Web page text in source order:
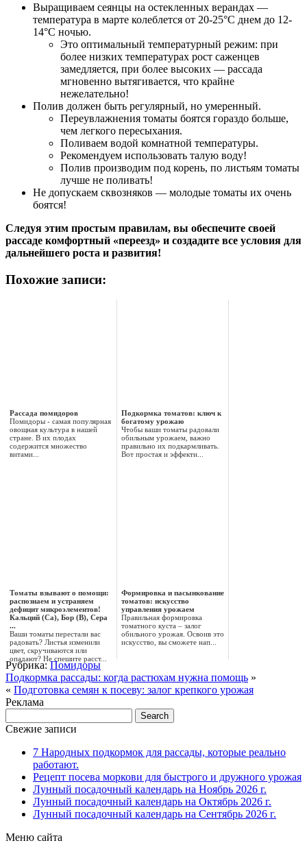
Выращиваем сеянцы на остекленных верандах —
температура в марте колеблется от 20-25°С днем до 12-
14°С ночью.
Это оптимальный температурный режим: при
более низких температурах рост саженцев
замедляется, при более высоких — рассада
мгновенно вытягивается, что крайне
нежелательно!
Полив должен быть регулярный, но умеренный.
Переувлажнения томаты боятся гораздо больше,
чем легкого пересыхания.
Поливаем водой комнатной температуры.
Рекомендуем использовать талую воду!
Полив производим под корень, по листьям томаты
лучше не поливать!
Не допускаем сквозняков — молодые томаты их очень
боятся!
Следуя этим простым правилам, вы обеспечите своей
рассаде комфортный «переезд» и создадите все условия для
дальнейшего роста и развития!
Похожие записи:
Рассада помидоров
Помидоры - самая популярная
овощная культура в нашей
стране. В их плодах
содержится множество
витами...
Подкормка томатов: ключ к
богатому урожаю
Чтобы ваши томаты радовали
обильным урожаем, важно
правильно их подкармливать.
Вот простая и эффекти...
Томаты взывают о помощи:
распознаем и устраняем
дефицит микроэлементов!
Кальций (Ca), Бор (B), Сера
...
Ваши томаты перестали вас
радовать? Листья изменили
цвет, скручиваются или
опадают? Не спешите расст...
Формировка и пасынкование
томатов: искусство
управления урожаем
Правильная формировка
томатного куста – залог
обильного урожая. Освоив это
искусство, вы сможете нап...
Рубрика: Помидоры
Подкормка рассады: когда растюхам нужна помощь »
« Подготовка семян к посеву: залог крепкого урожая
Реклама
Свежие записи
7 Народных подкормок для рассады, которые реально
работают.
Рецепт посева моркови для быстрого и дружного урожая
Лунный посадочный календарь на Ноябрь 2026 г.
Лунный посадочный календарь на Октябрь 2026 г.
Лунный посадочный календарь на Сентябрь 2026 г.
Меню сайта